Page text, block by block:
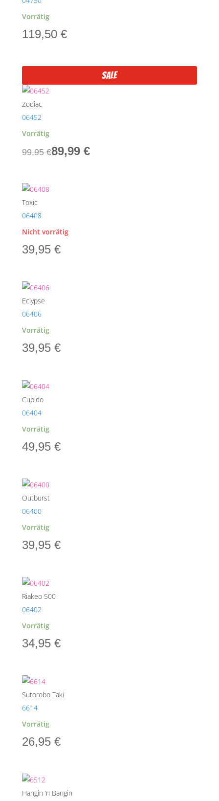
Vorrätig
119,50 €
Sale
Zodiac
06452
Vorrätig
99,95€Ursprünglicher
89,99 €Aktueller
Toxic
06408
Nicht vorrätig
39,95 €
Eclypse
06406
Vorrätig
39,95 €
Cupido
06404
Vorrätig
49,95 €
Outburst
06400
Vorrätig
39,95 €
Riakeo 500
06402
Vorrätig
34,95 €
Sutorobo Taki
6614
Vorrätig
26,95 €
Hangin ’n Bangin